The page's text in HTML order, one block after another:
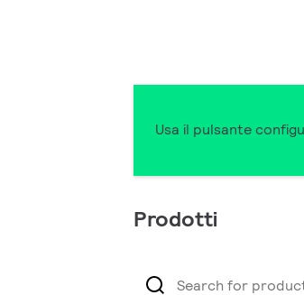
Usa il pulsante
Prodotti